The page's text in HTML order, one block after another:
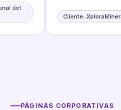
del
Cliente: XploraMinerals
PÁGINAS CORPORATIVAS